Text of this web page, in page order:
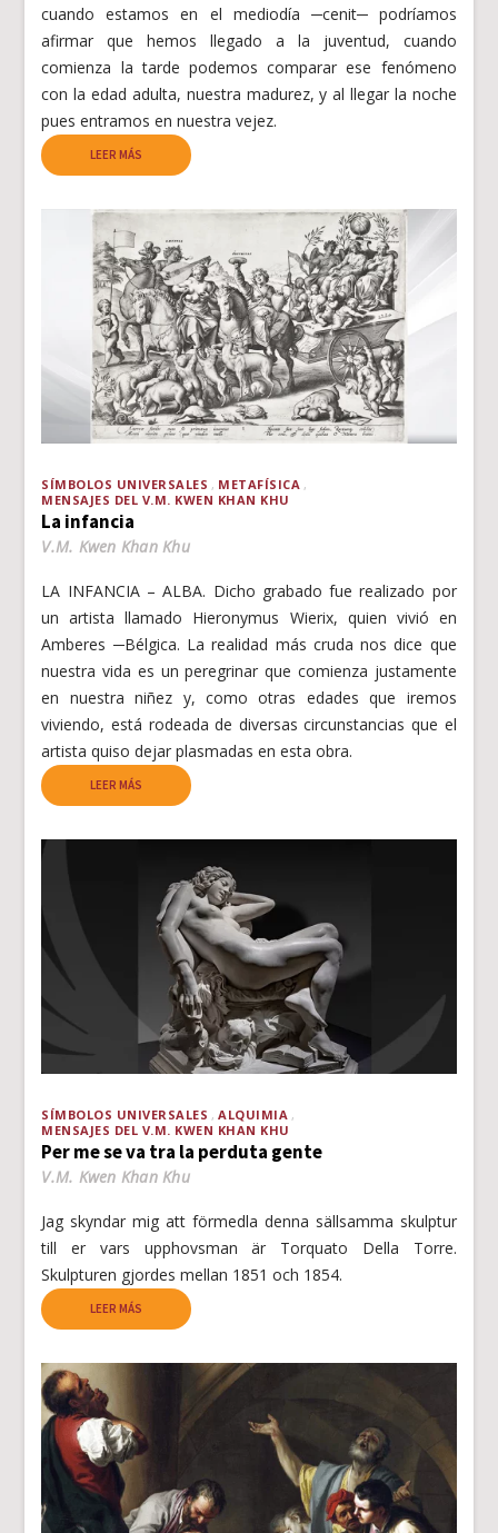
cuando estamos en el mediodía ─cenit─ podríamos
afirmar que hemos llegado a la juventud, cuando
comienza la tarde podemos comparar ese fenómeno
con la edad adulta, nuestra madurez, y al llegar la noche
pues entramos en nuestra vejez.
LEER MÁS
SÍMBOLOS UNIVERSALES
METAFÍSICA
MENSAJES DEL V.M. KWEN KHAN KHU
La infancia
V.M. Kwen Khan Khu
LA INFANCIA – ALBA. Dicho grabado fue realizado por
un artista llamado Hieronymus Wierix, quien vivió en
Amberes ─Bélgica. La realidad más cruda nos dice que
nuestra vida es un peregrinar que comienza justamente
en nuestra niñez y, como otras edades que iremos
viviendo, está rodeada de diversas circunstancias que el
artista quiso dejar plasmadas en esta obra.
LEER MÁS
SÍMBOLOS UNIVERSALES
ALQUIMIA
MENSAJES DEL V.M. KWEN KHAN KHU
Per me se va tra la perduta gente
V.M. Kwen Khan Khu
Jag skyndar mig att förmedla denna sällsamma skulptur
till er vars upphovsman är Torquato Della Torre.
Skulpturen gjordes mellan 1851 och 1854.
LEER MÁS